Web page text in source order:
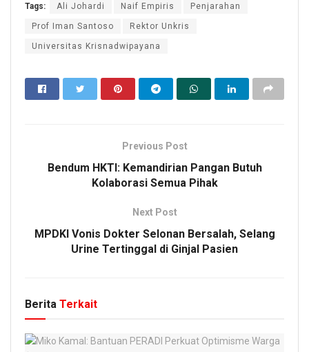
Tags: Ali Johardi Naif Empiris Penjarahan
Prof Iman Santoso Rektor Unkris
Universitas Krisnadwipayana
Previous Post
Bendum HKTI: Kemandirian Pangan Butuh
Kolaborasi Semua Pihak
Next Post
MPDKI Vonis Dokter Selonan Bersalah, Selang
Urine Tertinggal di Ginjal Pasien
Berita Terkait